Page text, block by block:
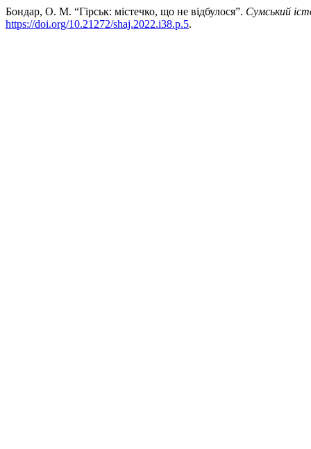
Бондар, О. М. “Гірськ: містечко, що не відбулося”. Сумський
https://doi.org/10.21272/shaj.2022.i38.p.5.